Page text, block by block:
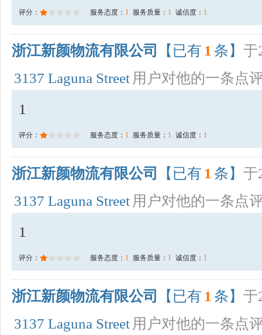
评分： 服务态度： 1 服务质量： 1 诚信度： 1
浙江新颜物流有限公司 【已有 1 条】 于
3137 Laguna Street 用户对他的一条点
1
评分： 服务态度： 1 服务质量： 1 诚信度： 1
浙江新颜物流有限公司 【已有 1 条】 于
3137 Laguna Street 用户对他的一条点
1
评分： 服务态度： 1 服务质量： 1 诚信度： 1
浙江新颜物流有限公司 【已有 1 条】 于
3137 Laguna Street 用户对他的一条点